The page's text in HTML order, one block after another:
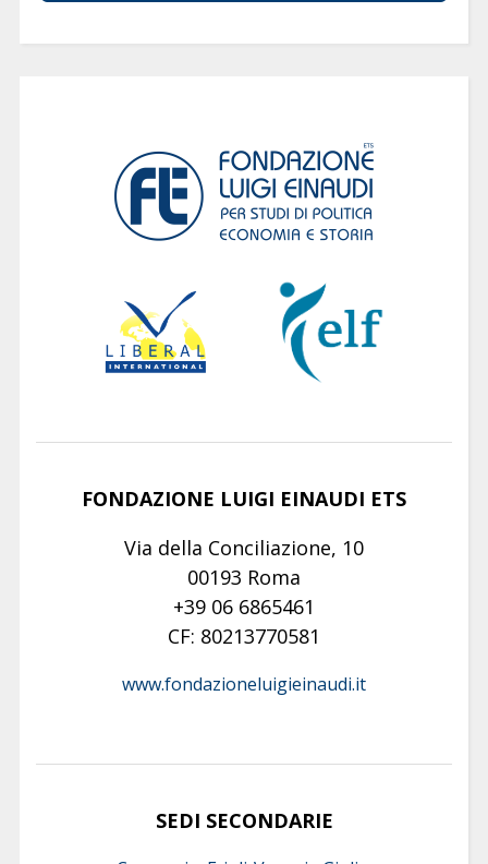
FONDAZIONE LUIGI EINAUDI ETS
Via della Conciliazione, 10
00193 Roma
+39 06 6865461
CF: 80213770581
www.fondazioneluigieinaudi.it
SEDI SECONDARIE